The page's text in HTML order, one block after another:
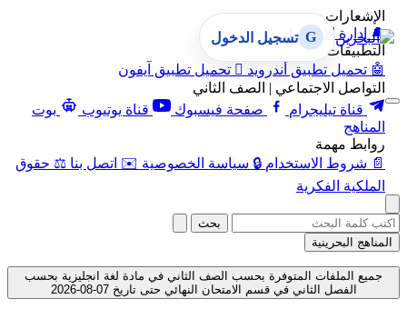
الإشعارات
🔔 إدارة الإشعارات
التطبيقات
🤖 تحميل تطبيق أندرويد  تحميل تطبيق آيفون
التواصل الاجتماعي | الصف الثاني
قناة تيليجرام
صفحة فيسبوك قناة يوتيوب
بوت
المناهج
روابط مهمة
📄 شروط الاستخدام 🔒 سياسة الخصوصية ✉️ اتصل بنا ⚖️ حقوق
الملكية الفكرية
G تسجيل الدخول
بحث
المناهج البحرينية
جميع الملفات المتوفرة بحسب الصف الثاني في مادة لغة انجليزية بحسب
الفصل الثاني في قسم الامتحان النهائي حتى تاريخ 07-08-2026